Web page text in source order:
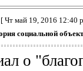
[ Чт май 19, 2016 12:40
социальной
о